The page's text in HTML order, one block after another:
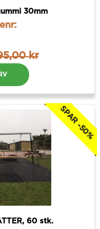
30mm
kr
SPAR -50%
60 stk.